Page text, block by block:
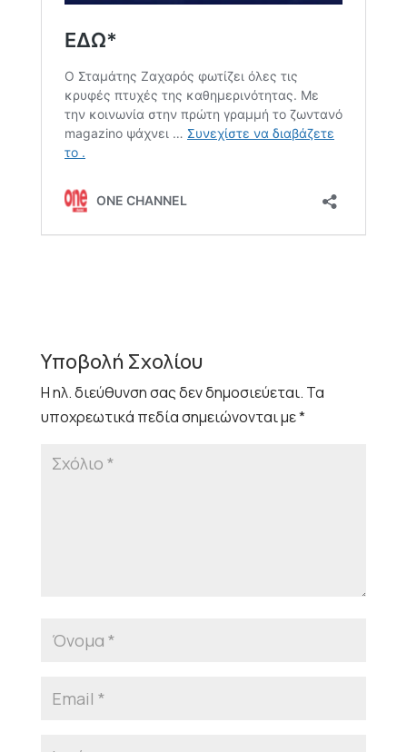
Υποβολή Σχολίου
Η ηλ. διεύθυνση σας δεν δημοσιεύεται. Τα
υποχρεωτικά πεδία σημειώνονται με*